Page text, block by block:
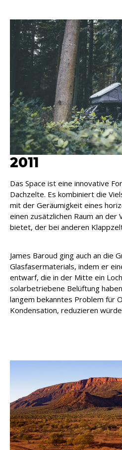
2011
Das Space ist eine innovative
Dachzelte. Es kombiniert die
mit der Geräumigkeit eines
einen zusätzlichen Raum an
bietet, der bei anderen
James Baroud ging auch an die
Glasfasermaterials, indem er
entwarf, die in der Mitte ein
solarbetriebene Belüftung
langem bekanntes Problem für
Kondensation, reduzieren